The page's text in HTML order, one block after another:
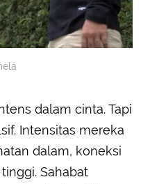
dalam cinta. Tapi
Intensitas mereka
dalam, koneksi
Sahabat